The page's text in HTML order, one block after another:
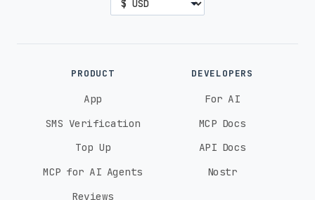
PRODUCT
App
SMS Verification
Top Up
MCP for AI Agents
Reviews
DEVELOPERS
For AI
MCP Docs
API Docs
Nostr